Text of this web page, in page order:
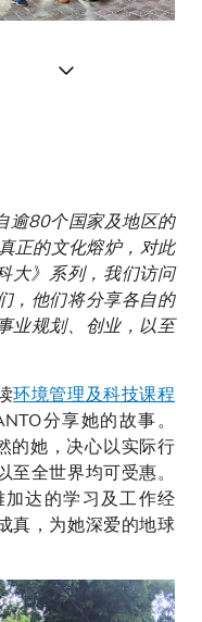
的环境保育知识。
逾80个国家及地区的
正的文化熔炉，对此
大》系列，我们访问
，他们将分享各自的
业规划、创业，以至
环境管理及科技课程
分享她的故事。
的她，决心以实际行
全世界均可受惠。
达的学习及工作经
真，为她深爱的地球